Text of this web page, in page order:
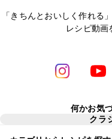
「きちんとおいしく作れる
レシピ動画
何かお気
クラ